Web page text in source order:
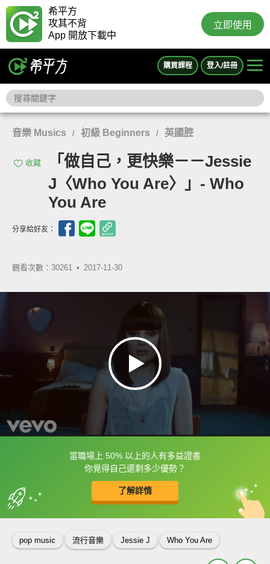
希平方
攻其不背
App 開放下載中
立即使用
購買課程 登入/註冊
音樂 Musics / 初級 Beginners / 英國腔
收藏
「做自己，更快樂－－Jessie
J〈Who You Are〉」- Who
You Are
分享給好友：
觀看次數：30261 • 2017-11-30
當職場上 50% 以上的人有多益證書
你覺得自己還剩多少優勢？
了解詳情
框選或點兩下字幕可以直接查字典喔！
收錄佳句 中
英
pop music 流行音樂 Jessie J Who You Are